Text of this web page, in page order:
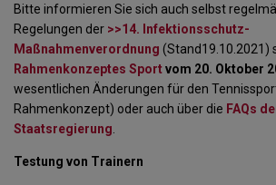
Bitte informieren Sie sich auch selbst
Regelungen der >>14. Infektionsschutz-
Maßnahmenverordnung (Stand19.10.2021)
Rahmenkonzeptes Sportvom 20. Oktober
wesentlichen Änderungen für den
Rahmenkonzept) oder auch über die FAQs
Staatsregierung
Testung von Trainern